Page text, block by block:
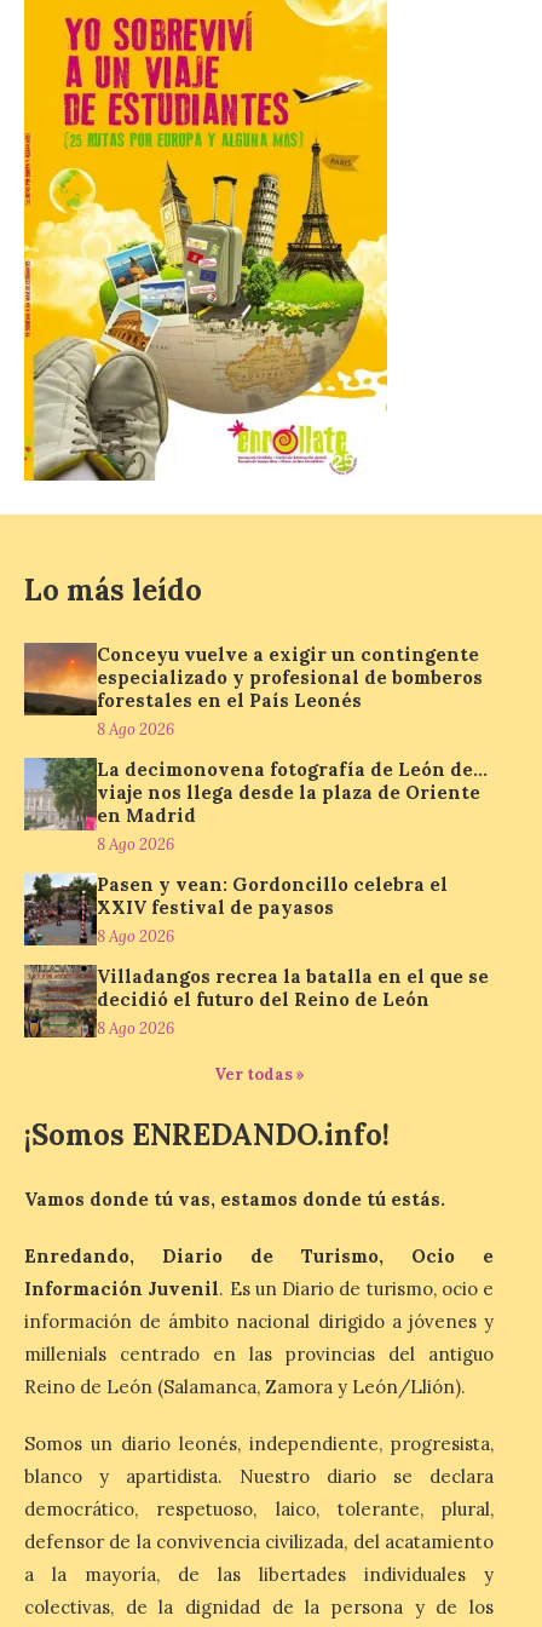
Gijon prohíbe el baño en
San Lorenzo, Poniente y
Arbeyal el día del eclipse a
partir de las 19.00 horas.
8 Ago 2026
Incide en que el eclipse se
verá desde múltiples
puntos de la ciudad, por lo
que no será necesario
desplazarse y se
recomienda no acudir a Gijón/Xixón en
coche ni usarlo ese día. Los accesos a
la Campa Torres y La […]
La decimonovena
fotografía de León de…
viaje nos llega desde la
plaza de Oriente en
8 Ago 2026
Nueva edición de León
de…viaje. Una iniciativa
organizado por la sección
Enróllate, la Asociación
Conceyu País Llionés y el Diario de
Turismo, Ocio e Información para
jóvenes “Enredando.info”. Pilar Aller Aller
nos envía la décimo […]
Los minerales y sus usos
más comunes centran la
nueva exposición del
Museo de la Siderurgia y
la Minería de Sabero
La exposición que se
inaugurará el sábado día 8
media de la mañana,
durante la ‘Feria de
León’, podrá visitarse hasta finales del
mes de noviembre, con […]
La Bañeza inicia sus
fiestas con el pregón a
Matilla
8 Ago 2026
El Ayuntamiento de La
Bañeza designa a Arturo
Martínez Matilla como
pregonero de las Fiestas
Lo más leído
Conceyu vuelve a exigir un contingente
especializado y profesional de bomberos
forestales en el País Leonés
8 Ago 2026
La decimonovena fotografía de León de…
viaje nos llega desde la plaza de Oriente
en Madrid
8 Ago 2026
Pasen y vean: Gordoncillo celebra el
XXIV festival de payasos
8 Ago 2026
Villadangos recrea la batalla en el que se
decidió el futuro del Reino de León
8 Ago 2026
Ver todas »
¡Somos ENREDANDO.info!
Vamos donde tú vas, estamos donde tú estás.
Enredando, Diario de Turismo, Ocio e
Información Juvenil. Es un Diario de turismo, ocio e
información de ámbito nacional dirigido a jóvenes y
millenials centrado en las provincias del antiguo
Reino de León (Salamanca, Zamora y León/Llión).
Somos un diario leonés, independiente, progresista,
blanco y apartidista. Nuestro diario se declara
democrático, respetuoso, laico, tolerante, plural,
defensor de la convivencia civilizada, del acatamiento
a la mayoría, de las libertades individuales y
colectivas, de la dignidad de la persona y de los